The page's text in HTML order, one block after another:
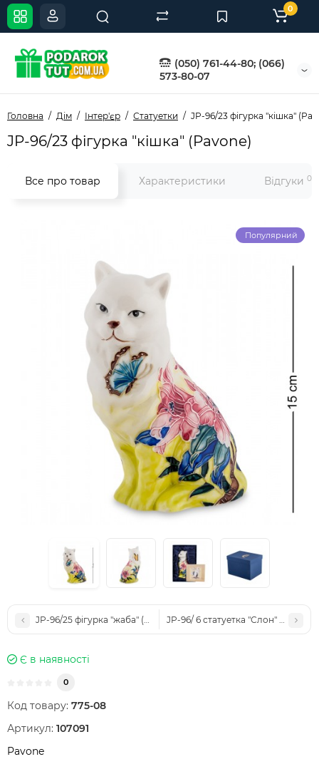
(050) 761-44-80; (066)
573-80-07
0
Головна Дім Інтер'єр Статуетки JP-96/23 фігурка "кішка"
JP-96/23 фігурка "кішка" (Pavone)
Все про товар Характеристики Відгуки 0
Популярний
JP-96/25 фігурка "жаба" (Pavone)JP-96/ 6 статуетка "Слон" (Pavone)
Є в наявності
0
Код товару: 775-08
Артикул: 107091
Pavone